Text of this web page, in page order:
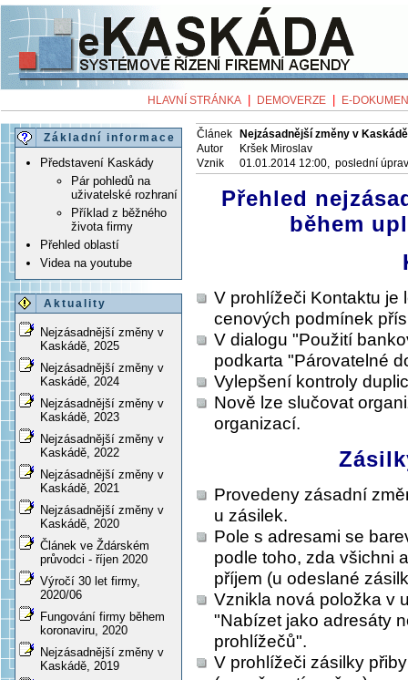
HLAVNÍ STRÁNKA DEMOVERZE E-
Základní informace
Představení Kaskády
Pár pohledů na
uživatelské rozhraní
Příklad z běžného
života firmy
Přehled oblastí
Videa na youtube
Aktuality
Nejzásadnější změny v
Kaskádě, 2025
Nejzásadnější změny v
Kaskádě, 2024
Nejzásadnější změny v
Kaskádě, 2023
Nejzásadnější změny v
Kaskádě, 2022
Nejzásadnější změny v
Kaskádě, 2021
Nejzásadnější změny v
Kaskádě, 2020
Článek ve Ždárském
průvodci - říjen 2020
Výročí 30 let firmy,
2020/06
Fungování firmy během
koronaviru, 2020
Nejzásadnější změny v
Kaskádě, 2019
Článek
Nejzásadnější změny v
Autor
Kršek Miroslav
Vznik
01.01.2014 12:00, poslední
Přehled
během
V prohlížeči Kontaktu je
cenových podmínek
V dialogu "Použití
podkarta "Párovatelné
Vylepšení kontroly
Nově lze slučovat
organizací.
Provedeny zásadní
u zásilek.
Pole s adresami se
podle toho, zda všichni
příjem (u odeslané
Vznikla nová položka v
"Nabízet jako adresáty
prohlížečů".
V prohlížeči zásilky